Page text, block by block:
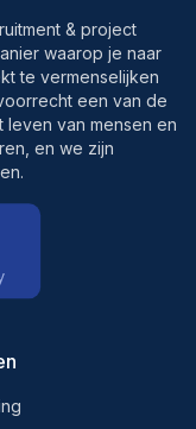
& project
waarop je naar
te vermenselijken
een van de
van mensen en
en we zijn